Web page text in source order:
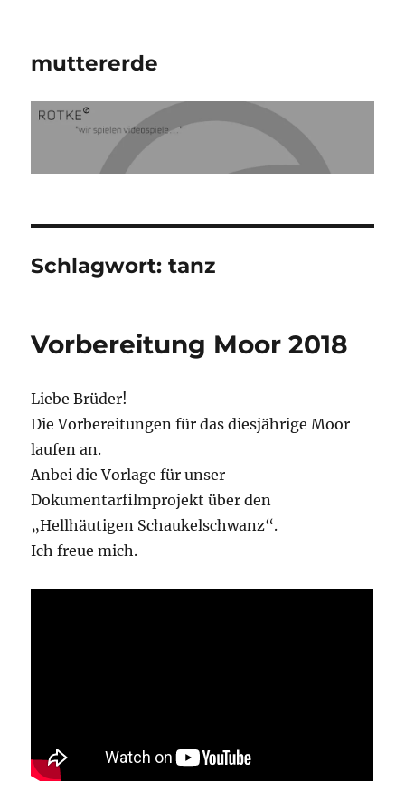
muttererde
Schlagwort:tanz
Vorbereitung Moor 2018
Liebe Brüder!
Die Vorbereitungen für das diesjährige Moor
laufen an.
Anbei die Vorlage für unser
Dokumentarfilmprojekt über den
„Hellhäutigen Schaukelschwanz“.
Ich freue mich.